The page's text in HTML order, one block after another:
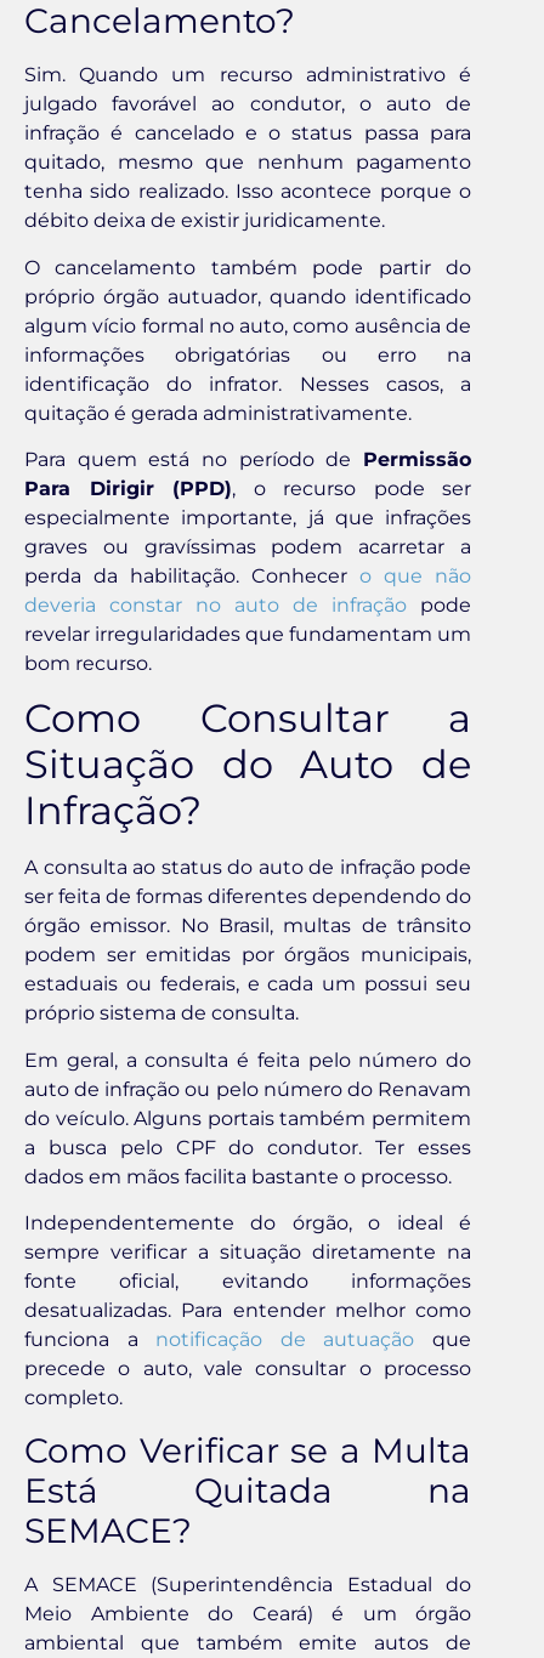
Cancelamento?
Sim. Quando um recurso administrativo é
julgado favorável ao condutor, o auto de
infração é cancelado e o status passa para
quitado, mesmo que nenhum pagamento
tenha sido realizado. Isso acontece porque o
débito deixa de existir juridicamente.
O cancelamento também pode partir do
próprio órgão autuador, quando identificado
algum vício formal no auto, como ausência de
informações obrigatórias ou erro na
identificação do infrator. Nesses casos, a
quitação é gerada administrativamente.
Para quem está no período de Permissão
Para Dirigir (PPD), o recurso pode ser
especialmente importante, já que infrações
graves ou gravíssimas podem acarretar a
perda da habilitação. Conhecer o que não
deveria constar no auto de infração pode
revelar irregularidades que fundamentam um
bom recurso.
Como Consultar a
Situação do Auto de
Infração?
A consulta ao status do auto de infração pode
ser feita de formas diferentes dependendo do
órgão emissor. No Brasil, multas de trânsito
podem ser emitidas por órgãos municipais,
estaduais ou federais, e cada um possui seu
próprio sistema de consulta.
Em geral, a consulta é feita pelo número do
auto de infração ou pelo número do Renavam
do veículo. Alguns portais também permitem
a busca pelo CPF do condutor. Ter esses
dados em mãos facilita bastante o processo.
Independentemente do órgão, o ideal é
sempre verificar a situação diretamente na
fonte oficial, evitando informações
desatualizadas. Para entender melhor como
funciona a notificação de autuação que
precede o auto, vale consultar o processo
completo.
Como Verificar se a Multa
Está Quitada na
SEMACE?
A SEMACE (Superintendência Estadual do
Meio Ambiente do Ceará) é um órgão
ambiental que também emite autos de